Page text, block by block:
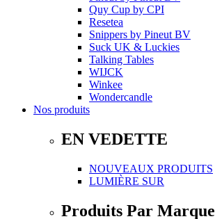
Quy Cup by CPI
Resetea
Snippers by Pineut BV
Suck UK & Luckies
Talking Tables
WIJCK
Winkee
Wondercandle
Nos produits
EN VEDETTE
NOUVEAUX PRODUITS
LUMIÈRE SUR
Produits Par Marque